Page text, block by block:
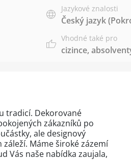
Jazykové znalosti
Český jazyk
Vhodné také pro
cizince,
tradicí. Dekorované
zákazníků po
ale designový
Máme široké zázemí
Vás naše nabídka zaujala,